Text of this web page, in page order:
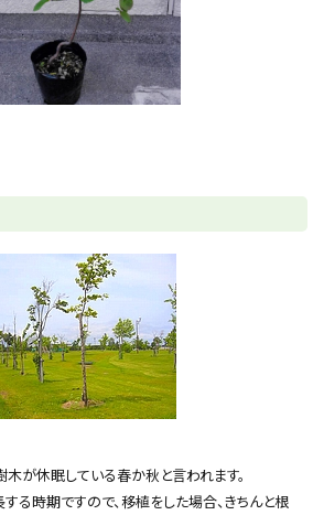
が休眠している春か秋と言われます。
る時期ですので、移植をした場合、きちんと根